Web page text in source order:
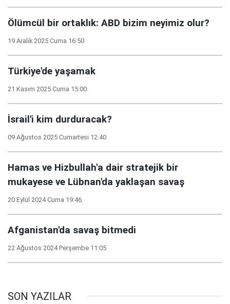
Ölümcül bir ortaklık: ABD bizim neyimiz olur?
19 Aralık 2025 Cuma 16:50
Türkiye'de yaşamak
21 Kasım 2025 Cuma 15:00
İsrail'i kim durduracak?
09 Ağustos 2025 Cumartesi 12:40
Hamas ve Hizbullah'a dair stratejik bir
mukayese ve Lübnan'da yaklaşan savaş
20 Eylül 2024 Cuma 19:46
Afganistan'da savaş bitmedi
22 Ağustos 2024 Perşembe 11:05
SON YAZILAR